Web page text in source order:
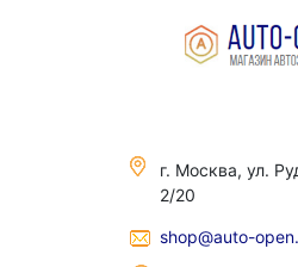
г. Москва, ул.
2/20
shop@auto-